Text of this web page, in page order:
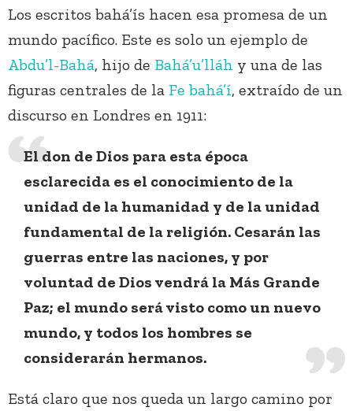
Los escritos bahá’ís hacen esa promesa de un
mundo pacífico. Este es solo un ejemplo de
Abdu’l-Bahá, hijo de Bahá’u’lláh y una de las
figuras centrales de la Fe bahá’í, extraído de un
discurso en Londres en 1911:
El don de Dios para esta época
esclarecida es el conocimiento de la
unidad de la humanidad y de la unidad
fundamental de la religión. Cesarán las
guerras entre las naciones, y por
voluntad de Dios vendrá la Más Grande
Paz; el mundo será visto como un nuevo
mundo, y todos los hombres se
considerarán hermanos.
Está claro que nos queda un largo camino por